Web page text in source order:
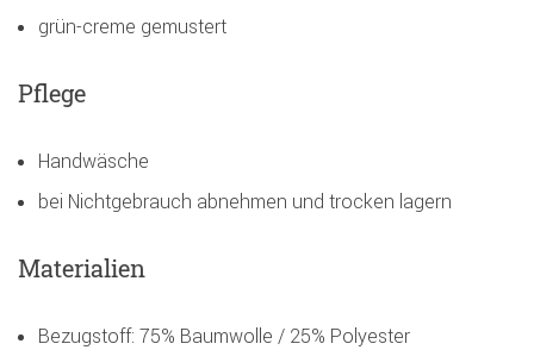
grün-creme gemustert
Pflege
Handwäsche
bei Nichtgebrauch abnehmen und trocken lagern
Materialien
Bezugstoff: 75% Baumwolle / 25% Polyester